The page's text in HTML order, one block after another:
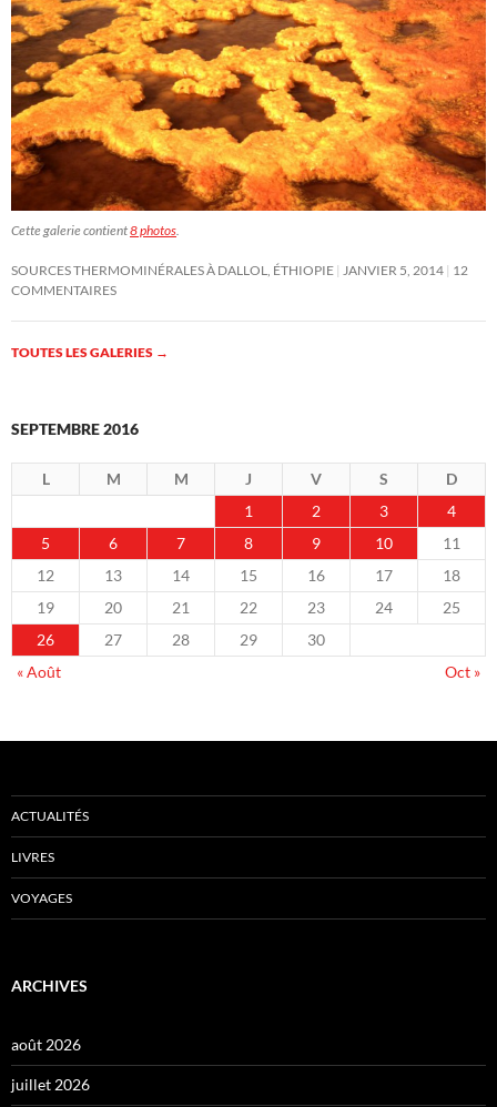
Cette galerie contient8 photos.
SOURCES THERMOMINÉRALES À DALLOL, ÉTHIOPIE JANVIER 5, 2014 12
COMMENTAIRES
TOUTES LES GALERIES →
SEPTEMBRE 2016
L M M J V S
D
1
2 3
4
5
6 7 8 9 10
11
12
13 14 15 16 17
18
19
20 21 22 23 24
25
26
27 28 29
30
« Août
Oct »
ACTUALITÉS
LIVRES
VOYAGES
ARCHIVES
août 2026
juillet 2026